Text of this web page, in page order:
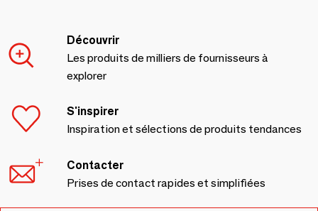
Découvrir
Les produits de milliers de fournisseurs à
explorer
S'inspirer
Inspiration et sélections de produits tendances
Contacter
Prises de contact rapides et simplifiées